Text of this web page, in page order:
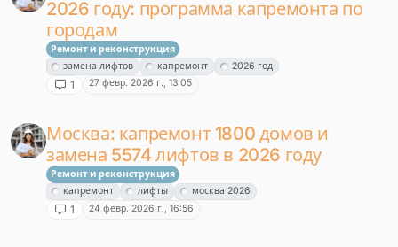
2026 году: программа капремонта по
городам
Ремонт и реконструкция
замена лифтов
капремонт 2026 год
1 27 февр. 2026 г., 13:05
Москва: капремонт 1800 домов и
замена 5574 лифтов в 2026 году
Ремонт и реконструкция
капремонт
лифты москва 2026
1 24 февр. 2026 г., 16:56